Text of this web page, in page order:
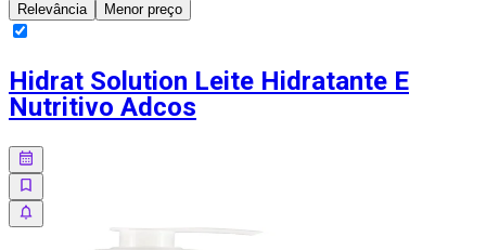
Relevância Menor preço
Hidrat Solution Leite Hidratante E
Nutritivo Adcos